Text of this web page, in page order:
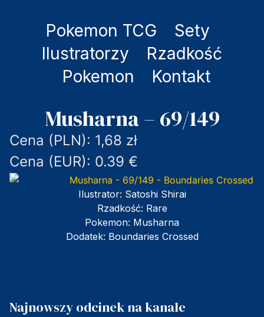
Pokemon TCG
Sety
Ilustratorzy
Rzadkość
Pokemon
Kontakt
Musharna – 69/149
Cena (PLN): 1,68 zł
Cena (EUR): 0.39 €
Ilustrator: Satoshi Shirai
Rzadkość: Rare
Pokemon: Musharna
Dodatek: Boundaries Crossed
Najnowszy odcinek na kanale